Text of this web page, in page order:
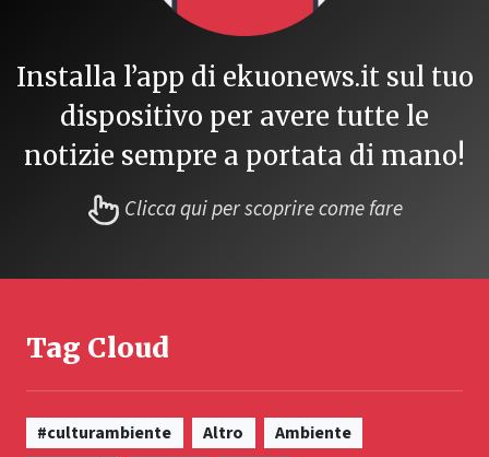
Installa l’app di ekuonews.it sul tuo
dispositivo per avere tutte le
notizie sempre a portata di mano!
Clicca qui per scoprire come fare
Tag Cloud
#culturambiente Altro
Ambiente